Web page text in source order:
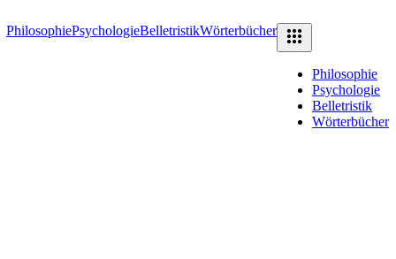
PhilosophiePsychologieBelletristikWörterbücher
Philosophie
Psychologie
Belletristik
Wörterbücher